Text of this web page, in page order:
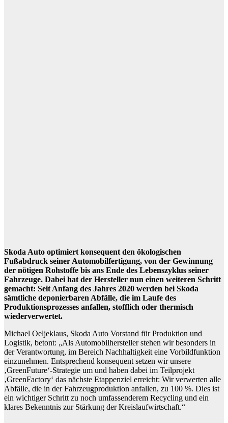
Skoda Auto optimiert konsequent den ökologischen
Fußabdruck seiner Automobilfertigung, von der Gewinnung
der nötigen Rohstoffe bis ans Ende des Lebenszyklus seiner
Fahrzeuge. Dabei hat der Hersteller nun einen weiteren Schritt
gemacht: Seit Anfang des Jahres 2020 werden bei Skoda
sämtliche deponierbaren Abfälle, die im Laufe des
Produktionsprozesses anfallen, stofflich oder thermisch
wiederverwertet.
Michael Oeljeklaus, Skoda Auto Vorstand für Produktion und
Logistik, betont: „Als Automobilhersteller stehen wir besonders in
der Verantwortung, im Bereich Nachhaltigkeit eine Vorbildfunktion
einzunehmen. Entsprechend konsequent setzen wir unsere
‚GreenFuture‘-Strategie um und haben dabei im Teilprojekt
‚GreenFactory‘ das nächste Etappenziel erreicht: Wir verwerten alle
Abfälle, die in der Fahrzeugproduktion anfallen, zu 100 %. Dies ist
ein wichtiger Schritt zu noch umfassenderem Recycling und ein
klares Bekenntnis zur Stärkung der Kreislaufwirtschaft.“